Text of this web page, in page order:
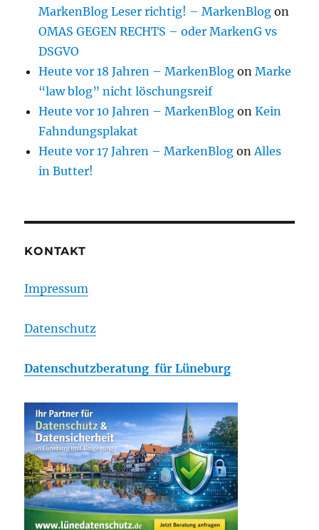
MarkenBlog Leser richtig! – MarkenBlog on
OMAS GEGEN RECHTS – oder MarkenG vs
DSGVO
Heute vor 18 Jahren – MarkenBlog onMarke
“law blog” nicht löschungsreif
Heute vor 10 Jahren – MarkenBlog onKein
Fahndungsplakat
Heute vor 17 Jahren – MarkenBlog onAlles
in Butter!
KONTAKT
Impressum
Datenschutz
Datenschutzberatung für Lüneburg